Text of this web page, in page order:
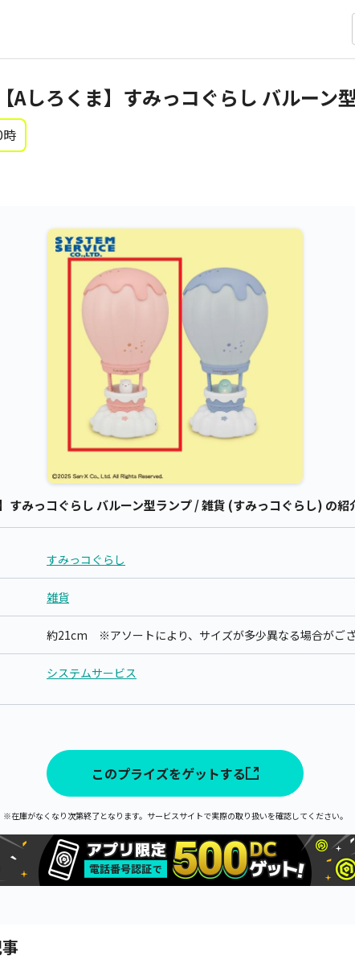
Aしろくま】すみっコぐらし バルーン
すみっコぐらし バルーン型ランプ / 雑貨 (すみっコぐらし) の紹
すみっコぐらし
雑貨
約21cm ※アソートにより、サイズが多少異なる場合がござ
システムサービス
このプライズをゲットする
※在庫がなくなり次第終了となります。サービスサイトで実際の取り扱いを確認してください。